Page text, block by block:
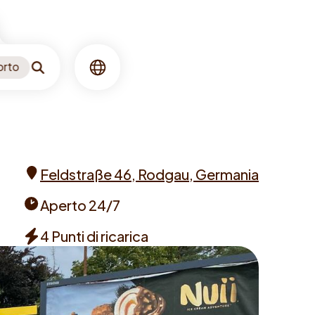
Ricerca Lingua
Feldstraße 46, Rodgau, Germania
times
Aperto 24/7
Chargers
4 Punti di ricarica